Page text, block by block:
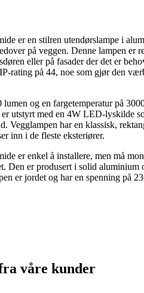
er en stilren utendørslampe i
på veggen. Denne lampen er
eller på fasader der det er
rating på 44, noe som gjør den
og en fargetemperatur på
utstyrt med en 4W LED-lyskilde
Vegglampen har en klassisk,
inn i de fleste eksteriører.
er enkel å installere, men må
Den er produsert i solid aluminium
er jordet og har en spenning på
våre kunder